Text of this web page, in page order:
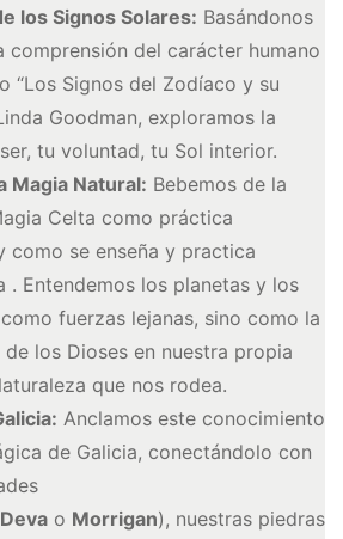
para
para
los Signos Solares: Basándonos
comprensión del carácter humano
“Los Signos del Zodíaco y su
Goodman, exploramos la
tu voluntad, tu Sol interior.
Magia Natural: Bebemos de la
Celta como práctica
como se enseña y practica
. Entendemos los planetas y los
fuerzas lejanas, sino como la
los Dioses en nuestra propia
que nos rodea.
Anclamos este conocimiento
de Galicia, conectándolo con
Deva o Morrigan), nuestras piedras